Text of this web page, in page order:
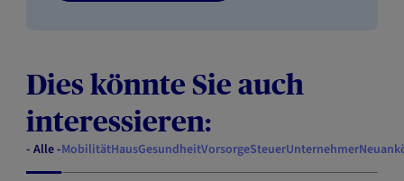
Dies könnte Sie auch
interessieren:
- Alle -MobilitätHausGesundheitVorsorgeSteuerUnternehmer